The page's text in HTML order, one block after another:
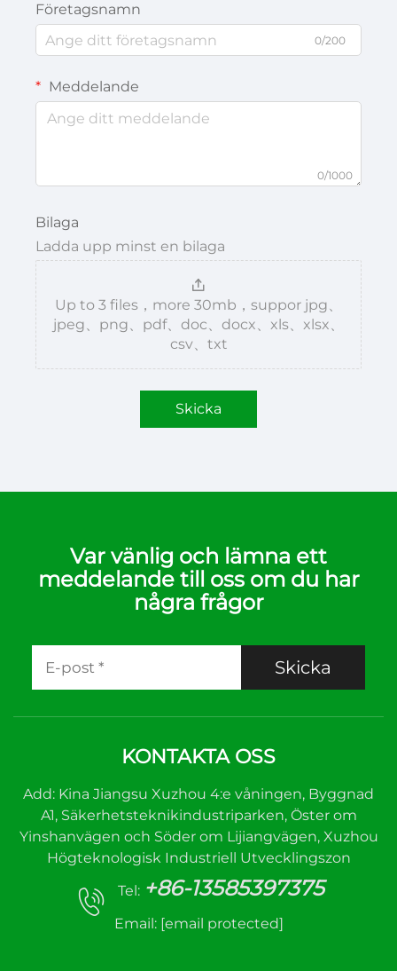
Företagsnamn
0/200
Meddelande
0/1000
Bilaga
Ladda upp minst en bilaga
Up to 3 files，more 30mb，suppor jpg、
jpeg、png、pdf、doc、docx、xls、xlsx、
csv、txt
Skicka
Var vänlig och lämna ett
meddelande till oss om du har
några frågor
Skicka
KONTAKTA OSS
Add: Kina Jiangsu Xuzhou 4:e våningen, Byggnad
A1, Säkerhetsteknikindustriparken, Öster om
Yinshanvägen och Söder om Lijiangvägen, Xuzhou
Högteknologisk Industriell Utvecklingszon
Tel: +86-13585397375
Email: [email protected]